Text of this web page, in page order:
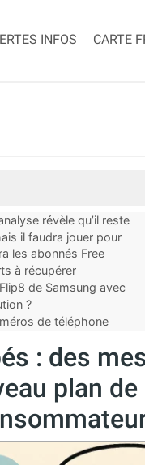
INFOS CARTE
révèle qu’il reste
il faudra jouer pour
les abonnés Free
à récupérer
de Samsung avec
?
de téléphone
: des
plan de